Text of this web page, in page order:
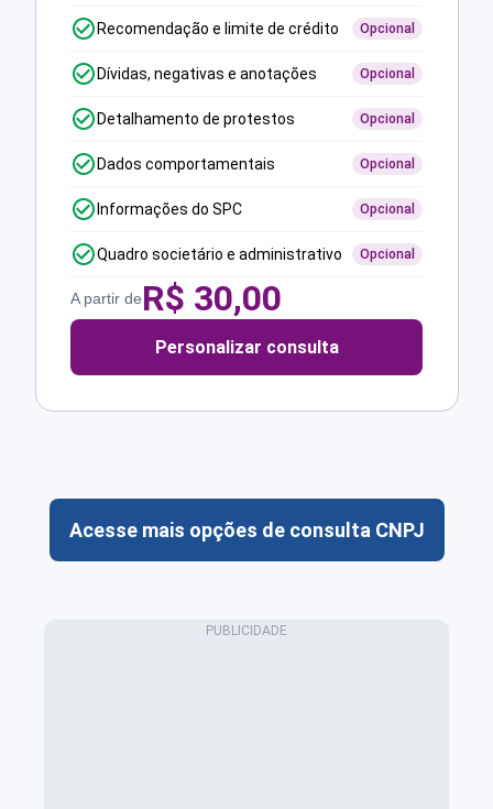
Recomendação e limite de crédito Opcional
Dívidas, negativas e anotações Opcional
Detalhamento de protestos Opcional
Dados comportamentais Opcional
Informações do SPC Opcional
Quadro societário e administrativo Opcional
A partir deR$ 30,00
Personalizar consulta
Acesse mais opções de consulta CNPJ